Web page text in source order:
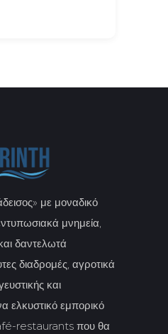
με μοναδικό
μνημεία,
δαντελωτά
διαδρομές, αγροτικά
και
ελκυστικό εμπορικό
restaurants που θα